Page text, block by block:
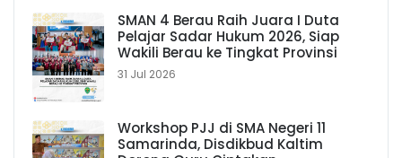
SMAN 4 Berau Raih Juara I Duta
Pelajar Sadar Hukum 2026, Siap
Wakili Berau ke Tingkat Provinsi
31 Jul 2026
Workshop PJJ di SMA Negeri 11
Samarinda, Disdikbud Kaltim